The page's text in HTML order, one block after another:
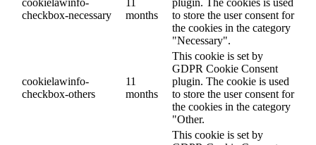
cookielawinfo-
checkbox-necessary
11
months
plugin. The cookies is used
to store the user consent for
the cookies in the category
"Necessary".
cookielawinfo-
checkbox-others
11
months
This cookie is set by
GDPR Cookie Consent
plugin. The cookie is used
to store the user consent for
the cookies in the category
"Other.
This cookie is set by